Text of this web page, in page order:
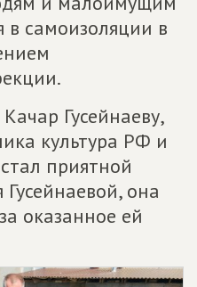
в самоизоляции в
Гусейнаеву,
культура РФ и
приятной
она
оказанное ей